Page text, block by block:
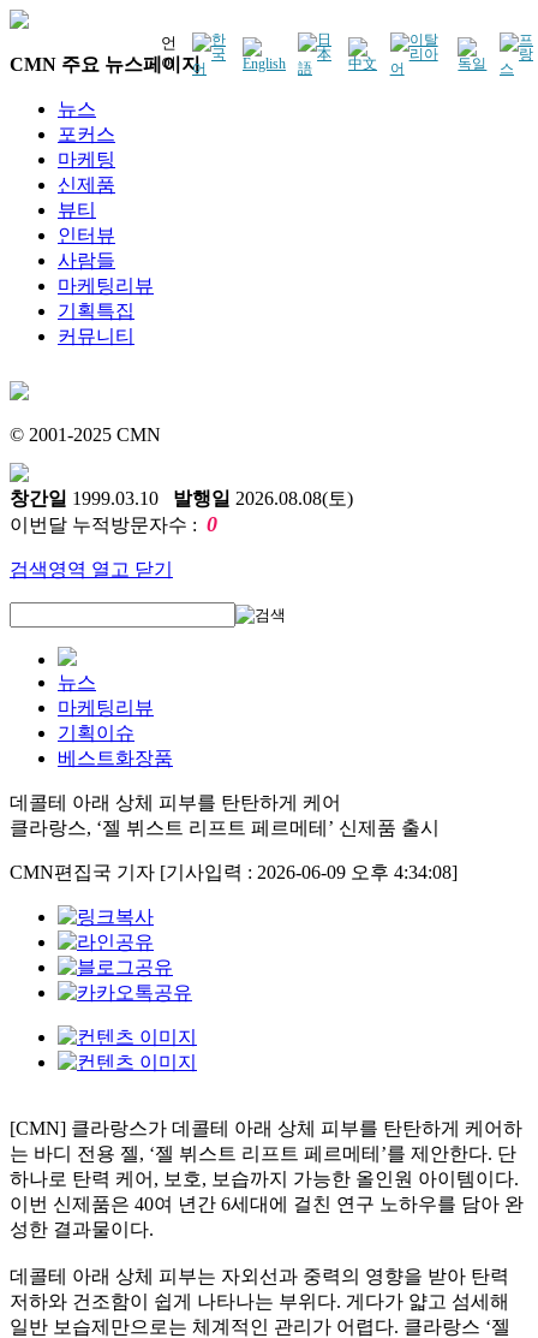
언
어
CMN 주요 뉴스페이지
뉴스
포커스
마케팅
신제품
뷰티
인터뷰
사람들
마케팅리뷰
기획특집
커뮤니티
© 2001-2025 CMN
창간일 1999.03.10 발행일 2026.08.08(토)
이번달 누적방문자수 : 0
검색영역 열고 닫기
뉴스
마케팅리뷰
기획이슈
베스트화장품
데콜테 아래 상체 피부를 탄탄하게 케어
클라랑스, ‘젤 뷔스트 리프트 페르메테’ 신제품 출시
CMN편집국 기자 [기사입력 : 2026-06-09 오후 4:34:08]
[CMN] 클라랑스가 데콜테 아래 상체 피부를 탄탄하게 케어하
는 바디 전용 젤, ‘젤 뷔스트 리프트 페르메테’를 제안한다. 단
하나로 탄력 케어, 보호, 보습까지 가능한 올인원 아이템이다.
이번 신제품은 40여 년간 6세대에 걸친 연구 노하우를 담아 완
성한 결과물이다.
데콜테 아래 상체 피부는 자외선과 중력의 영향을 받아 탄력
저하와 건조함이 쉽게 나타나는 부위다. 게다가 얇고 섬세해
일반 보습제만으로는 체계적인 관리가 어렵다. 클라랑스 ‘젤